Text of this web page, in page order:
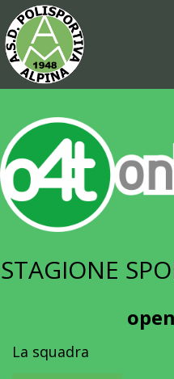
STAGIONE
La squadra